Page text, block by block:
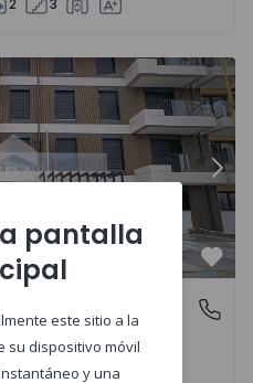
2 3
pantalla
este sitio a la
su dispositivo móvil
y una